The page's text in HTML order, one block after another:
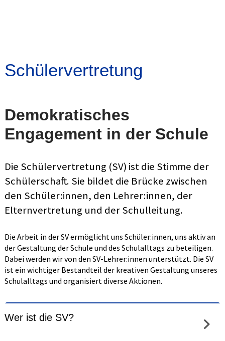
Schülervertretung
Demokratisches
Engagement in der Schule
Die Schülervertretung (SV) ist die Stimme der
Schülerschaft. Sie bildet die Brücke zwischen
den Schüler:innen, den Lehrer:innen, der
Elternvertretung und der Schulleitung.
Die Arbeit in der SV ermöglicht uns Schüler:innen, uns aktiv an
der Gestaltung der Schule und des Schulalltags zu beteiligen.
Dabei werden wir von den SV-Lehrer:innen unterstützt. Die SV
ist ein wichtiger Bestandteil der kreativen Gestaltung unseres
Schulalltags und organisiert diverse Aktionen.
Wer ist die SV?